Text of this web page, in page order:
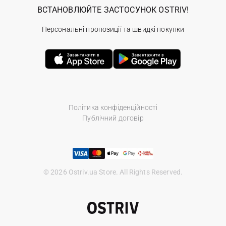
Політика конфіденційності
Публічний договір
© 2026 Ostriv.ua Store. All Rights Reserved.
ВСТАНОВЛЮЙТЕ ЗАСТОСУНОК OSTRIV!
Персональні пропозиції та швидкі покупки